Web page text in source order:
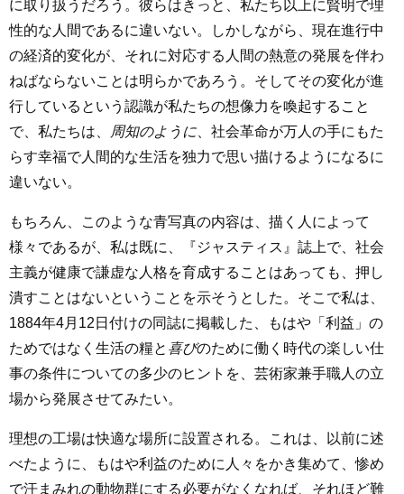
に取り扱うだろう。彼らはきっと、私たち以上に賢明で理
性的な人間であるに違いない。しかしながら、現在進行中
の経済的変化が、それに対応する人間の熱意の発展を伴わ
ねばならないことは明らかであろう。そしてその変化が進
行しているという認識が私たちの想像力を喚起すること
で、私たちは、
周知のように 、社会革命が万人の手にもた
らす幸福で人間的な生活を独力で思い描けるようになるに
違いない。
もちろん、このような青写真の内容は、描く人によって
様々であるが、私は既に、『ジャスティス』誌上で、社会
主義が健康で謙虚な人格を育成することはあっても、押し
潰すことはないということを示そうとした。そこで私は、
1884年4月12日付けの同誌に掲載した、もはや「利益」の
ためではなく生活の糧と 喜びのために働く時代の楽しい仕
事の条件についての多少のヒントを、芸術家兼手職人の立
場から発展させてみたい。
理想の工場は快適な場所に設置される。これは、以前に述
べたように、もはや利益のために人々をかき集めて、惨め
で汗まみれの動物群にする必要がなくなれば、それほど難